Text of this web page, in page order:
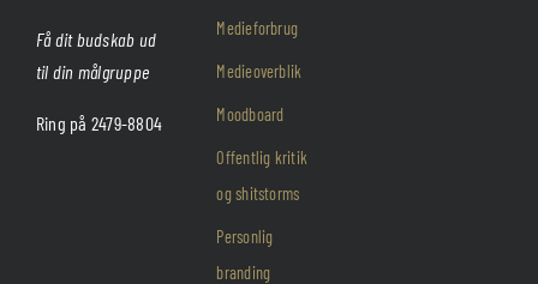
Få dit budskab ud
til din målgruppe
Ring på 2479-8804
Medieforbrug
Medieoverblik
Moodboard
Offentlig kritik
og shitstorms
Personlig
branding